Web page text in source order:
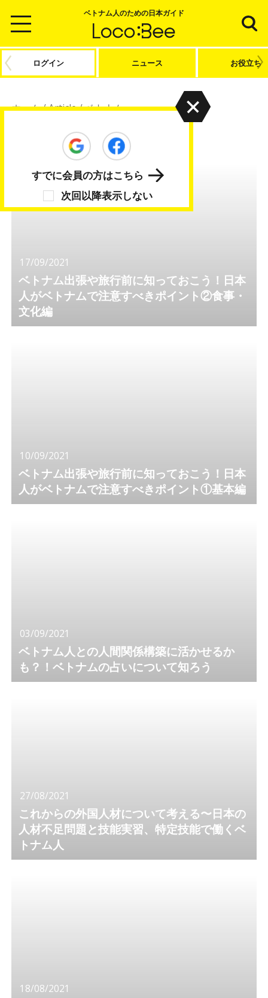
ベトナム人のための日本ガイド
ログイン ニュース お役立ち
ホーム/Article/ベトナム
ベトナム
17/09/2021
ベトナム出張や旅行前に知っておこう！日本
人がベトナムで注意すべきポイント②食事・
文化編
10/09/2021
ベトナム出張や旅行前に知っておこう！日本
人がベトナムで注意すべきポイント①基本編
03/09/2021
ベトナム人との人間関係構築に活かせるか
も？！ベトナムの占いについて知ろう
27/08/2021
これからの外国人材について考える〜日本の
人材不足問題と技能実習、特定技能で働くベ
トナム人
18/08/2021
次回以降表示しない
すでに会員の方はこちら